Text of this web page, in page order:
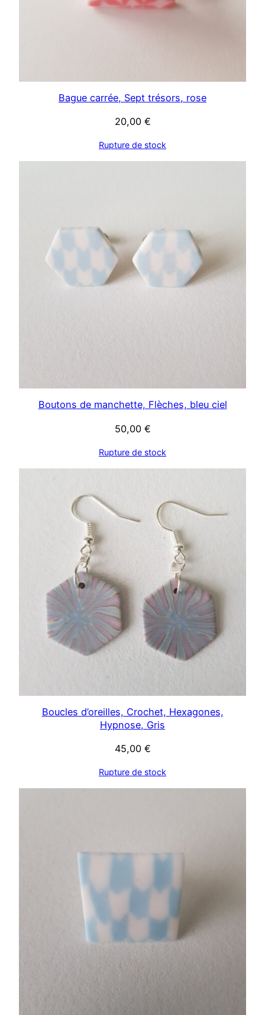
Bague carrée, Sept trésors, rose
20,00 €
Rupture de stock
Boutons de manchette, Flèches, bleu ciel
50,00 €
Rupture de stock
Boucles d’oreilles, Crochet, Hexagones,
Hypnose, Gris
45,00 €
Rupture de stock